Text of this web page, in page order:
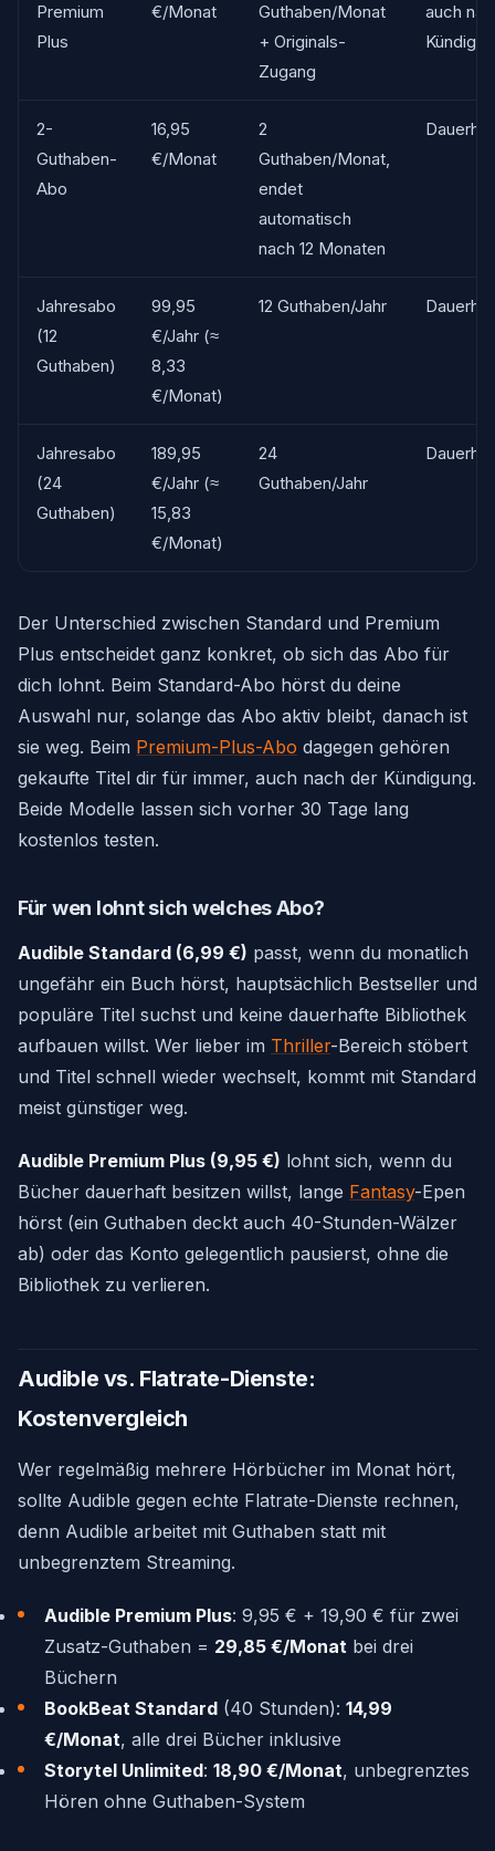
Premium
Plus
€/Monat
Guthaben/Monat
+ Originals-
Zugang
auch
2-
Guthaben-
Abo
16,95
€/Monat
2
Guthaben/Monat,
endet
automatisch
nach 12 Monaten
Jahresabo
(12
Guthaben)
99,95
€/Jahr (≈
8,33
€/Monat)
12 Guthaben/Jahr
Jahresabo
(24
Guthaben)
189,95
€/Jahr (≈
15,83
€/Monat)
24
Guthaben/Jahr
Der Unterschied zwischen Standard und Premium
Plus entscheidet ganz konkret, ob sich das Abo für
dich lohnt. Beim Standard-Abo hörst du deine
Auswahl nur, solange das Abo aktiv bleibt, danach ist
sie weg. Beim Premium-Plus-Abo dagegen gehören
gekaufte Titel dir für immer, auch nach der Kündigung.
Beide Modelle lassen sich vorher 30 Tage lang
kostenlos testen.
Für wen lohnt sich welches Abo?
Audible Standard (6,99 €) passt, wenn du monatlich
ungefähr ein Buch hörst, hauptsächlich Bestseller und
populäre Titel suchst und keine dauerhafte Bibliothek
aufbauen willst. Wer lieber im Thriller-Bereich stöbert
und Titel schnell wieder wechselt, kommt mit Standard
meist günstiger weg.
Audible Premium Plus (9,95 €) lohnt sich, wenn du
Bücher dauerhaft besitzen willst, lange Fantasy-Epen
hörst (ein Guthaben deckt auch 40-Stunden-Wälzer
ab) oder das Konto gelegentlich pausierst, ohne die
Bibliothek zu verlieren.
Audible vs. Flatrate-Dienste:
Kostenvergleich
Wer regelmäßig mehrere Hörbücher im Monat hört,
sollte Audible gegen echte Flatrate-Dienste rechnen,
denn Audible arbeitet mit Guthaben statt mit
unbegrenztem Streaming.
Audible Premium Plus: 9,95 € + 19,90 € für zwei
Zusatz-Guthaben = 29,85 €/Monat bei drei
Büchern
BookBeat Standard (40 Stunden): 14,99
€/Monat, alle drei Bücher inklusive
Storytel Unlimited: 18,90 €/Monat, unbegrenztes
Hören ohne Guthaben-System